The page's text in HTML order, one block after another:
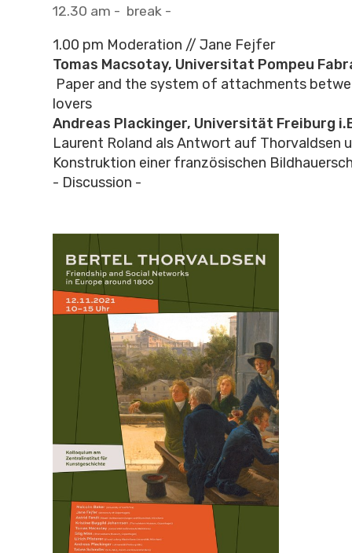
12.30 am - break -
1.00 pm Moderation // Jane Fejfer
Tomas Macsotay, Universitat Pompeu
Paper and the system of attachments
lovers
Andreas Plackinger, Universität Freiburg
Laurent Roland als Antwort auf Thorvaldsen
Konstruktion einer französischen
- Discussion -